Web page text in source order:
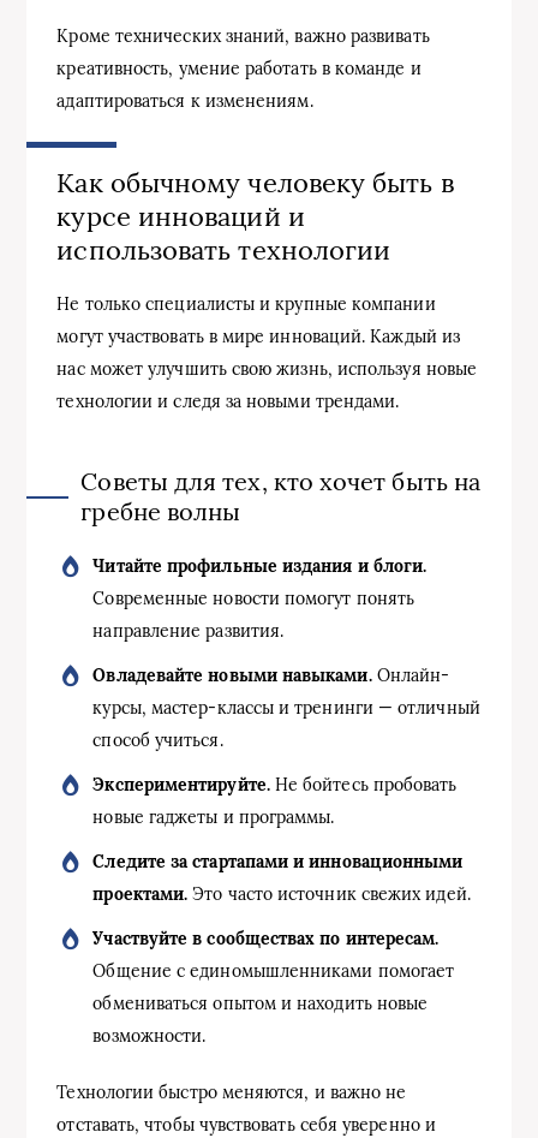
Кроме технических знаний, важно развивать
креативность, умение работать в команде и
адаптироваться к изменениям.
Как обычному человеку быть в
курсе инноваций и
использовать технологии
Не только специалисты и крупные компании
могут участвовать в мире инноваций. Каждый из
нас может улучшить свою жизнь, используя новые
технологии и следя за новыми трендами.
Советы для тех, кто хочет быть на
гребне волны
Читайте профильные издания и блоги.
Современные новости помогут понять
направление развития.
Овладевайте новыми навыками.Онлайн-
курсы, мастер-классы и тренинги — отличный
способ учиться.
Экспериментируйте.Не бойтесь пробовать
новые гаджеты и программы.
Следите за стартапами и инновационными
проектами. Это часто источник свежих идей.
Участвуйте в сообществах по интересам.
Общение с единомышленниками помогает
обмениваться опытом и находить новые
возможности.
Технологии быстро меняются, и важно не
отставать, чтобы чувствовать себя уверенно и